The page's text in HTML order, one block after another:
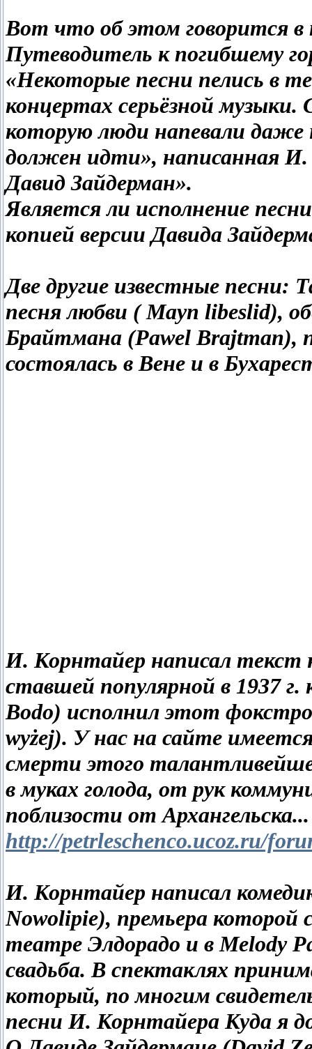
Вот что об этом говорится в
Путеводитель к погибшему
«Некоторые песни пелись в
концертах серьёзной музыки.
которую люди напевали даже
должен идти», написанная
Давид Зайдерман».
Является ли исполнение
копией версии Давида
Две другие известные
песня любви ( Mayn libeslid),
Брайтмана (Pawel Brajtman),
состоялась в Вене и в
И. Корнтайер написал текст
ставшей популярной в 1937
Bodo) исполнил этот
wyżej). У нас на сайте
смерти этого
в муках голода, от рук
поблизости от Архангельска...
http://petrleschenco.ucoz.ru/
И. Корнтайер написал
Nowolipie), премьера которой
театре Элдорадо и в Melody
свадьба. В спектаклях
который, по многим
песни И. Корнтайера Куда я